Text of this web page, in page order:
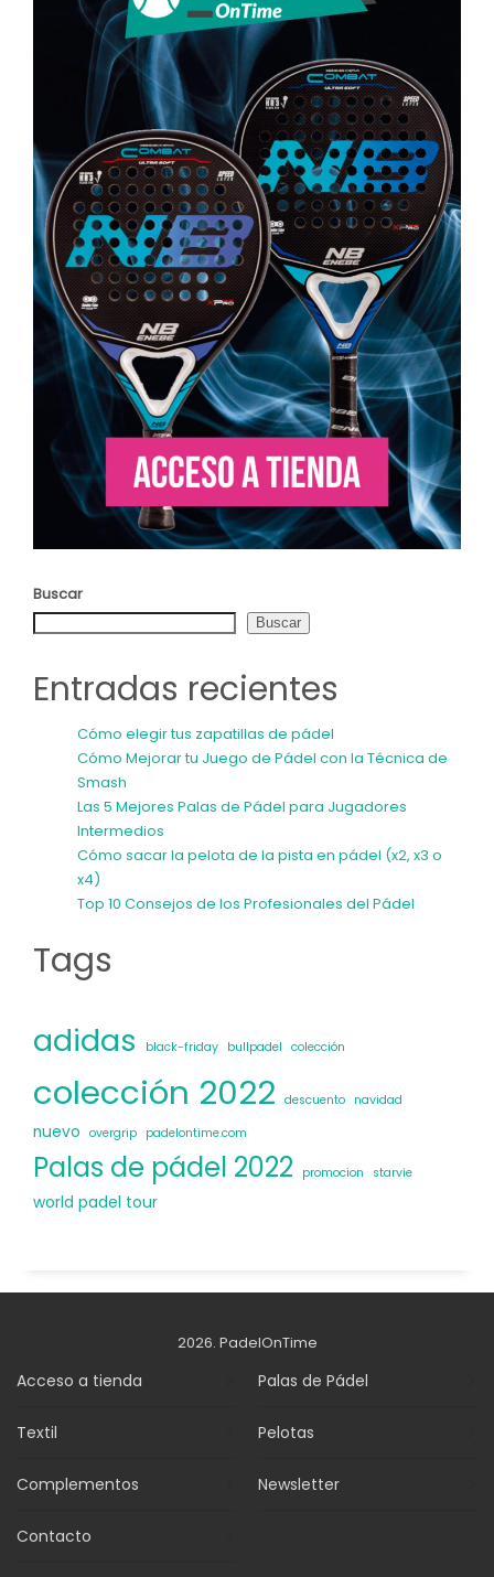
Buscar
Buscar
Entradas recientes
Cómo elegir tus zapatillas de pádel
Cómo Mejorar tu Juego de Pádel con la Técnica de
Smash
Las 5 Mejores Palas de Pádel para Jugadores
Intermedios
Cómo sacar la pelota de la pista en pádel (x2, x3 o
x4)
Top 10 Consejos de los Profesionales del Pádel
Tags
adidas black-friday bullpadel colección
colección 2022 descuento navidad
nuevo overgrip padelontime.com
Palas de pádel 2022 promocion starvie
world padel tour
2026. PadelOnTime
Acceso a tienda Palas de Pádel
Textil Pelotas
Complementos Newsletter
Contacto